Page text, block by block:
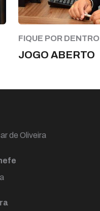
FIQUE POR DENTRO
JOGO ABERTO
de Oliveira